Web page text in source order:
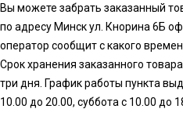
Вы можете забрать заказанный
по адресу Минск ул. Кнорина 6Б
оператор сообщит с какого
Срок хранения заказанного
три дня. График работы пункта
10.00 до 20.00, суббота с 10.00 до